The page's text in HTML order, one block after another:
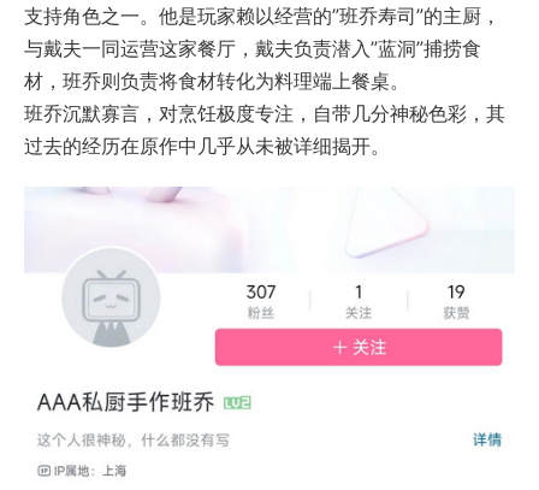
支持角色之一。他是玩家赖以经营的”班乔寿司”的主厨，
与戴夫一同运营这家餐厅，戴夫负责潜入”蓝洞”捕捞食
材，班乔则负责将食材转化为料理端上餐桌。
班乔沉默寡言，对烹饪极度专注，自带几分神秘色彩，其
过去的经历在原作中几乎从未被详细揭开。